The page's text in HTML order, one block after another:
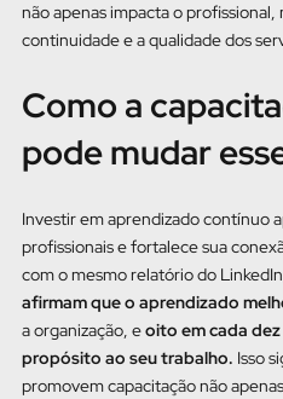
não apenas impacta o
continuidade e a qualidade dos
Como a
pode mudar
Investir em aprendizado contínuo
profissionais e fortalece sua
com o mesmo relatório do
afirmam que o aprendizado
a organização, eoito em cada
propósito ao seu trabalho. Isso
promovem capacitação não